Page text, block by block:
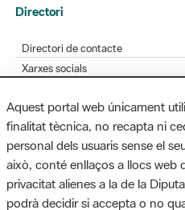
Xarxes socials
Bústia de suggeriments
Opineu sobre els parcs
MAPA WEB AVÍS LEGAL ACCESSIBILITAT
Diputació de Barcelona. Edifici
Barcelona. Tel. 934 022 428 /
Aquest portal web únicament
finalitat tècnica, no recapta ni
personal dels usuaris sense el
això, conté enllaços a llocs web
privacitat alienes a la de la
podrà decidir si accepta o no